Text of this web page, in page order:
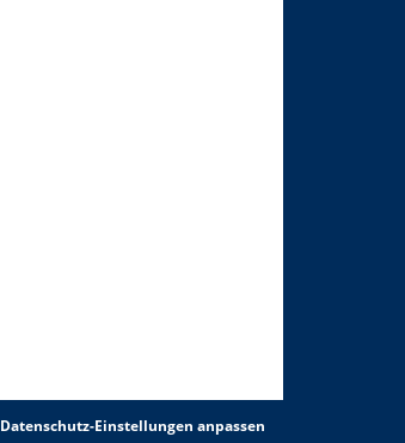
Datenschutz-Einstellungen anpassen